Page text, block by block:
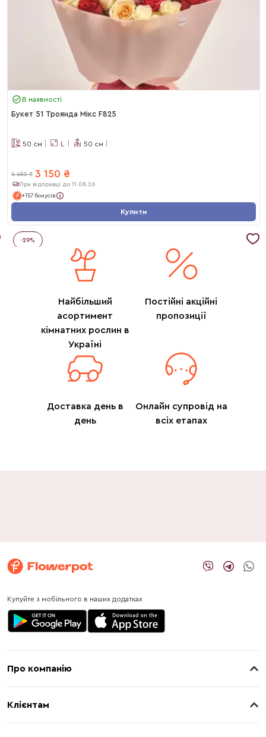
В наявності
Букет 51 Троянда Мікс F825
50 см L 50 см
4 450 ₴ 3 150 ₴
При відправці до 11.08.26
+157 бонусів
Купити
-29%
Найбільший
асортимент
кімнатних рослин в
Україні
Постійні акційні
пропозиції
Доставка день в
день
Онлайн супровід на
всіх етапах
Купуйте з мобільного в наших додатках
Про компанію
Клієнтам